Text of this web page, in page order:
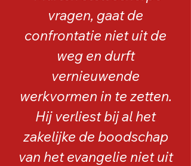
vragen, gaat de
confrontatie niet uit de
weg en durft
vernieuwende
werkvormen in te zetten.
Hij verliest bij al het
zakelijke de boodschap
van het evangelie niet uit